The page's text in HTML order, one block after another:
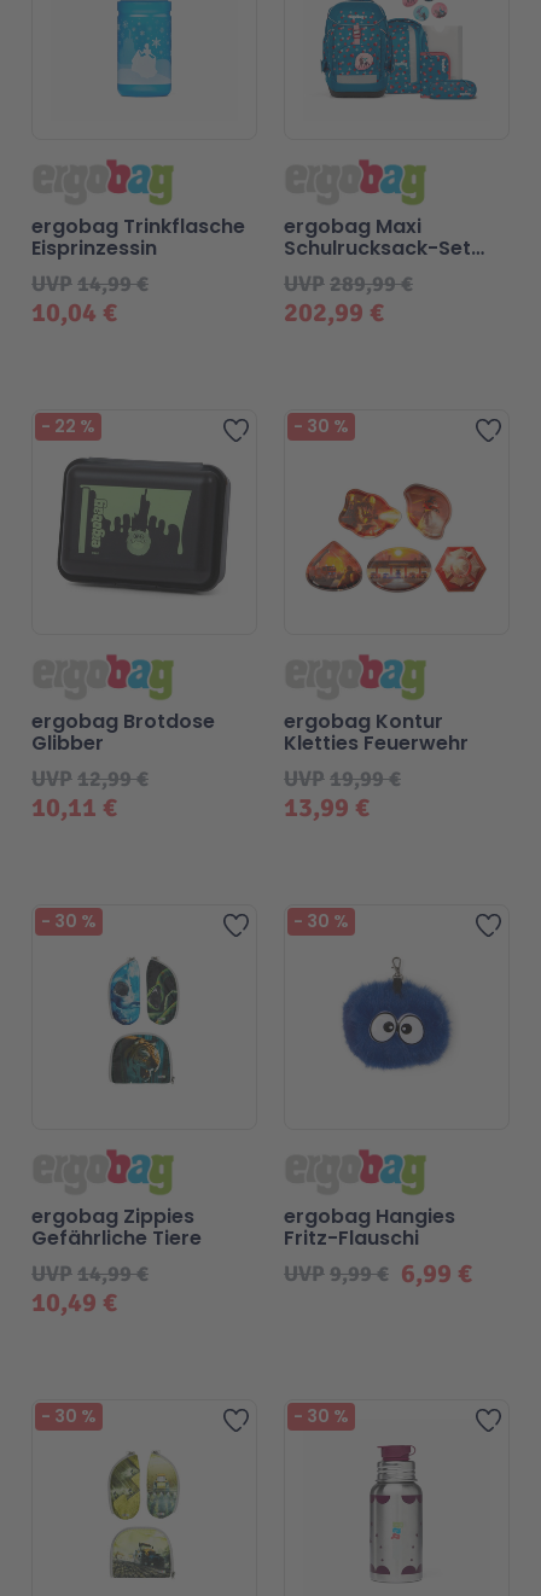
10,04 €
UVP14,99 €
ergobag Trinkflasche
Eisprinzessin
202,99 €
UVP289,99 €
ergobag Maxi
Schulrucksack-Set
VoltiBär
Zur Wunschliste hinzufügen
- 22 %
10,11 €
UVP12,99 €
ergobag Brotdose
Glibber
Zur
- 30 %
13,99 €
UVP19,99 €
ergobag Kontur
Kletties Feuerwehr
Zur Wunschliste hinzufügen
- 30 %
10,49 €
UVP14,99 €
ergobag Zippies
Gefährliche Tiere
Zur
- 30 %
6,99 €
UVP9,99 €
ergobag Hangies
Fritz-Flauschi
Zur Wunschliste hinzufügen
- 30 % Zur
- 30 %